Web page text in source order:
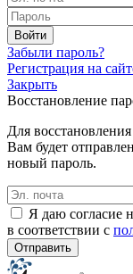
Забыли пароль?
Регистрация на
Закрыть
Восстановление
Для
Вам будет
новый пароль.
Я даю согласие
в соответствии с